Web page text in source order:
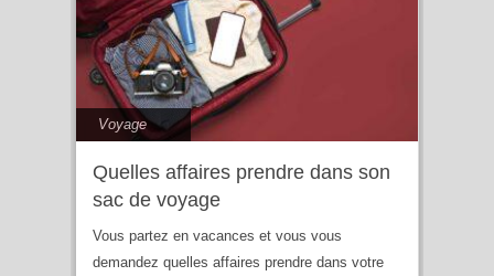
Voyage
Quelles affaires prendre dans son
sac de voyage
Vous partez en vacances et vous vous
demandez quelles affaires prendre dans votre